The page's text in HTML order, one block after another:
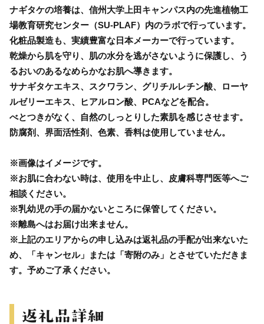
ナギタケの培養は、信州大学上田キャンパス内の先進植物工
場教育研究センター（SU-PLAF）内のラボで行っています。
化粧品製造も、実績豊富な日本メーカーで行っています。
乾燥から肌を守り、肌の水分を逃がさないように保護し、う
るおいのあるなめらかなお肌へ導きます。
サナギタケエキス、スクワラン、グリチルレチン酸、ローヤ
ルゼリーエキス、ヒアルロン酸、PCAなどを配合。
べとつきがなく、自然のしっとりした素肌を感じさせます。
防腐剤、界面活性剤、色素、香料は使用していません。
※画像はイメージです。
※お肌に合わない時は、使用を中止し、皮膚科専門医等へご
相談ください。
※乳幼児の手の届かないところに保管してください。
※離島へはお届け出来ません。
※上記のエリアからの申し込みは返礼品の手配が出来ないた
め、「キャンセル」または「寄附のみ」とさせていただきま
す。予めご了承ください。